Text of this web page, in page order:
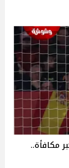
مكافأة..